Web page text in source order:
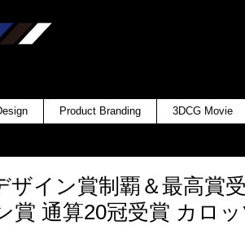
Product Branding 3DCG Movie
ザイン賞制覇＆最高賞
賞 通算20冠受賞 カロ